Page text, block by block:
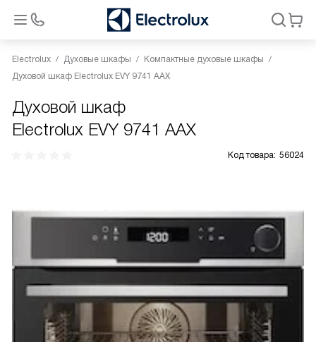
Electrolux Духовые шкафы
Компактные духовые шкафы
Духовой шкаф Electrolux EVY 9741 AAX
Духовой шкаф
Electrolux EVY 9741 AAX
Код товара: 56024